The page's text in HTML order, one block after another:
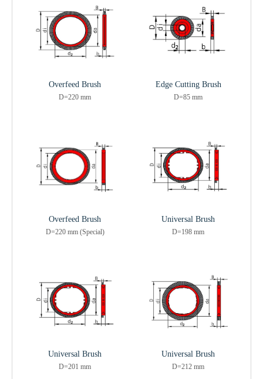
Overfeed Brush
D=220 mm
Edge Cutting Brush
D=85 mm
Overfeed Brush
D=220 mm (Special)
Universal Brush
D=198 mm
Universal Brush
D=201 mm
Universal Brush
D=212 mm